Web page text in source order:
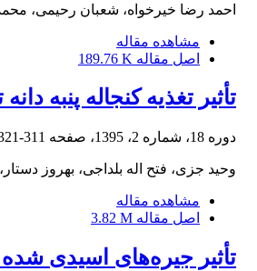
احمد رضا خیرخواه، شعبان رحیمی،
مشاهده مقاله
اصل مقاله 189.76 K
تأثیر تغذیه کنجاله
دوره 18، شماره 2، 1395، صفحه 311-321
وحید جزی، فتح اله بلداجی، بهروز
مشاهده مقاله
اصل مقاله 3.82 M
تأثیر جیره‌‌‌‌های اسیدی